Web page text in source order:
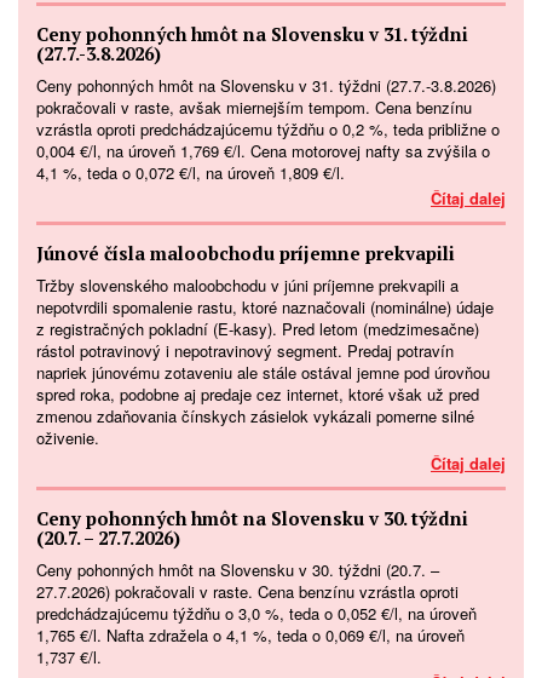
Ceny pohonných hmôt na Slovensku v 31. týždni
(27.7.-3.8.2026)
Ceny pohonných hmôt na Slovensku v 31. týždni (27.7.-3.8.2026)
pokračovali v raste, avšak miernejším tempom. Cena benzínu
vzrástla oproti predchádzajúcemu týždňu o 0,2 %, teda približne o
0,004 €/l, na úroveň 1,769 €/l. Cena motorovej nafty sa zvýšila o
4,1 %, teda o 0,072 €/l, na úroveň 1,809 €/l.
Čítaj dalej
Júnové čísla maloobchodu príjemne prekvapili
Tržby slovenského maloobchodu v júni príjemne prekvapili a
nepotvrdili spomalenie rastu, ktoré naznačovali (nominálne) údaje
z registračných pokladní (E-kasy). Pred letom (medzimesačne)
rástol potravinový i nepotravinový segment. Predaj potravín
napriek júnovému zotaveniu ale stále ostával jemne pod úrovňou
spred roka, podobne aj predaje cez internet, ktoré však už pred
zmenou zdaňovania čínskych zásielok vykázali pomerne silné
oživenie.
Čítaj dalej
Ceny pohonných hmôt na Slovensku v 30. týždni
(20.7. – 27.7.2026)
Ceny pohonných hmôt na Slovensku v 30. týždni (20.7. –
27.7.2026) pokračovali v raste. Cena benzínu vzrástla oproti
predchádzajúcemu týždňu o 3,0 %, teda o 0,052 €/l, na úroveň
1,765 €/l. Nafta zdražela o 4,1 %, teda o 0,069 €/l, na úroveň
1,737 €/l.